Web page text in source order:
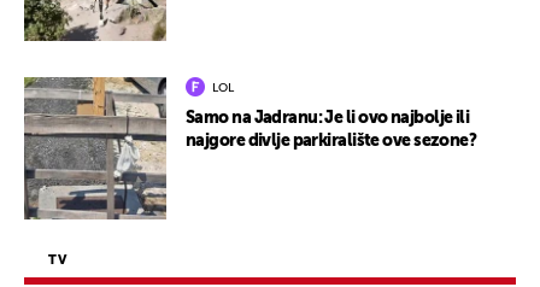
LOL
Samo na Jadranu: Je li ovo najbolje ili
najgore divlje parkiralište ove sezone?
TV